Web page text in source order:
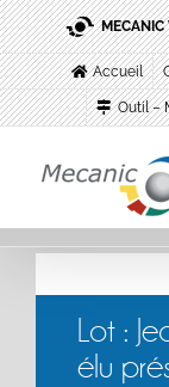
Passer
au
contenu
MECANIC
Accueil
Outil –
Lot :
élu